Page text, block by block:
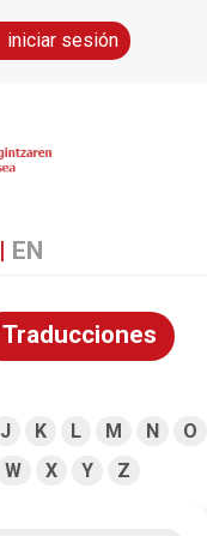
iniciar sesión
| EN
Traducciones
J K L M N
O
W X Y Z